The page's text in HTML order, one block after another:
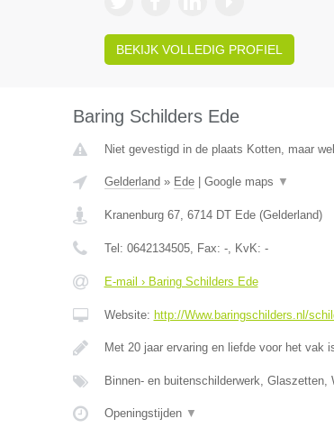
BEKIJK VOLLEDIG PROFIEL
Baring Schilders Ede
Niet gevestigd in de plaats Kotten, maar
Gelderland » Ede| Google maps ▼
Kranenburg 67, 6714 DT Ede(Gelderland)
Tel: 0642134505, Fax: -, KvK: -
E-mail › Baring Schilders Ede
Website: http://Www.baringschilders.nl/
Met 20 jaar ervaring en liefde voor het vak
Binnen- en buitenschilderwerk,
Openingstijden ▼